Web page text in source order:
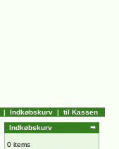
| Indkøbskurv | til Kassen
Indkøbskurv
0 items